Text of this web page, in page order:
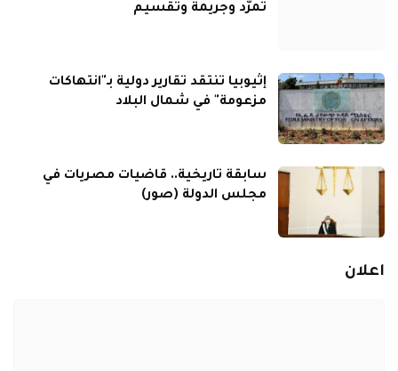
تمرّد وجريمة وتقسيم
إثيوبيا تنتقد تقارير دولية بـ"انتهاكات
مزعومة" في شمال البلاد
سابقة تاريخية.. قاضيات مصريات في
مجلس الدولة (صور)
اعلان